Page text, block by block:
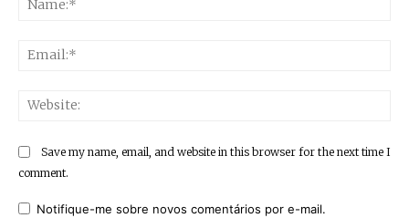
Save my name, email, and website in this browser for the next time I
comment.
Notifique-me sobre novos comentários por e-mail.